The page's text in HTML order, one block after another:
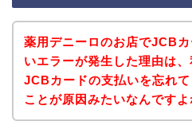
薬用デニーロのお店でJCB
いエラーが発生した理由は
JCBカードの支払いを忘れ
ことが原因みたいなんですよ